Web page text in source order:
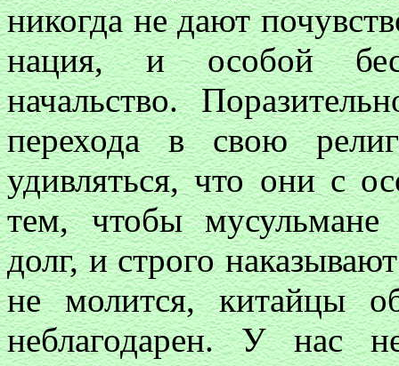
никогда не дают
нация, и особой
начальство.
перехода в свою
удивляться, что они с
тем, чтобы мусульмане
долг, и строго
не молится, китайцы
неблагодарен. У нас